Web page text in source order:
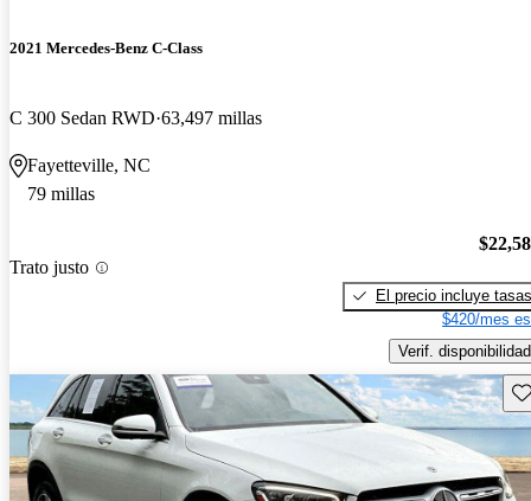
2021 Mercedes-Benz C-Class
C 300 Sedan RWD 63,497 millas
Fayetteville, NC
79 millas
Trato justo
El precio incluye tasas
$420/mes
Verif. disponibilidad